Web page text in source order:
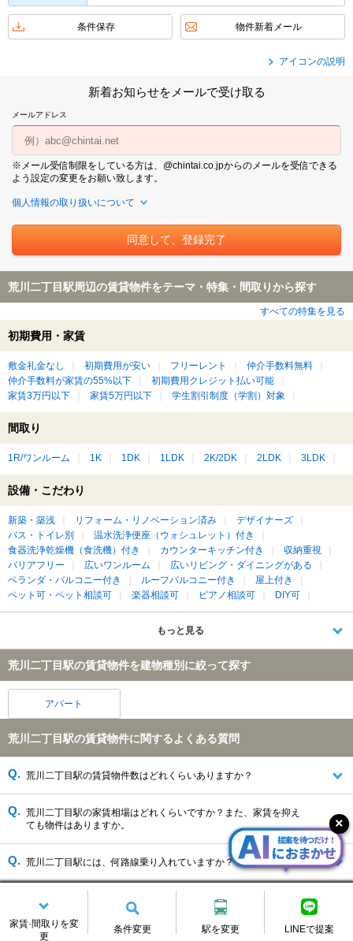
家賃·間取りを変
更
条件変更 駅を変更 LINEで提案
条件保存 物件新着メール
アイコンの説明
新着お知らせをメールで受け取る
メールアドレス
※メール受信制限をしている方は、@chintai.co.jpからのメールを受信できる
よう設定の変更をお願い致します。
個人情報の取り扱いについて
荒川二丁目駅周辺の賃貸物件をテーマ・特集・間取りから探す
すべての特集を見る
初期費用・家賃
敷金礼金なし 初期費用が安い フリーレント
仲介手数料無料
仲介手数料が家賃の55%以下
初期費用クレジット払い可能
家賃3万円以下
家賃5万円以下 学生割引制度（学割）対象
間取り
1R/ワンルーム 1K 1DK 1LDK 2K/2DK 2LDK 3LDK
設備・こだわり
新築・築浅 リフォーム・リノベーション済み
デザイナーズ
バス・トイレ別
温水洗浄便座（ウォシュレット）付き
食器洗浄乾燥機（食洗機）付き
カウンターキッチン付き
収納重視
バリアフリー
広いワンルーム
広いリビング・ダイニングがある
ベランダ・バルコニー付き
ルーフバルコニー付き
屋上付き
ペット可・ペット相談可
楽器相談可 ピアノ相談可 DIY可
もっと見る
荒川二丁目駅の賃貸物件を建物種別に絞って探す
アパート
荒川二丁目駅の賃貸物件に関するよくある質問
荒川二丁目駅の賃貸物件数はどれくらいありますか？
荒川二丁目駅の家賃相場はどれくらいですか？また、家賃を抑え
ても物件はありますか。
荒川二丁目駅には、何路線乗り入れていますか？
荒川二丁目駅がある、東京都の人気エリアが知りたいです。